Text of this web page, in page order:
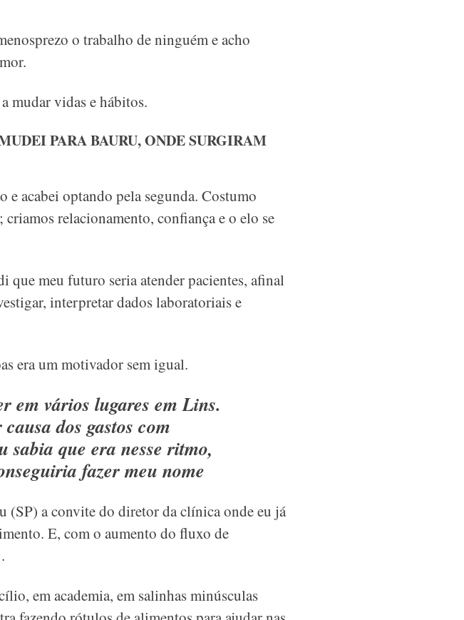
o trabalho de ninguém e acho
mudar vidas e hábitos.
PARA BAURU, ONDE SURGIRAM
acabei optando pela segunda. Costumo
relacionamento, confiança e o elo se
que meu futuro seria atender pacientes, afinal
interpretar dados laboratoriais e
era um motivador sem igual.
em vários lugares em Lins.
dos gastos com
sabia que era nesse ritmo,
fazer meu nome
(SP) a convite do diretor da clínica onde eu já
E, com o aumento do fluxo de
em academia, em salinhas minúsculas